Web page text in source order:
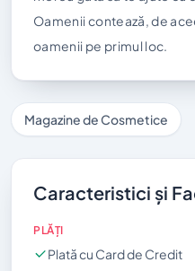
Oamenii contează, de
oamenii pe primul loc.
Magazine de Cosmetice
Caracteristici și
PLĂȚI
Plată cu Card de Credit